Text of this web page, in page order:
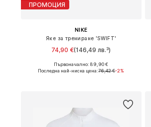
ПРОМОЦИЯ
NIKE
Яке за трениране 'SWIFT'
74,90 €(146,49 лв.³)
Налични размери: XS, S, M, L, XL
Първоначално: 89,90 €
Последна най-ниска цена:76,42 €-2%